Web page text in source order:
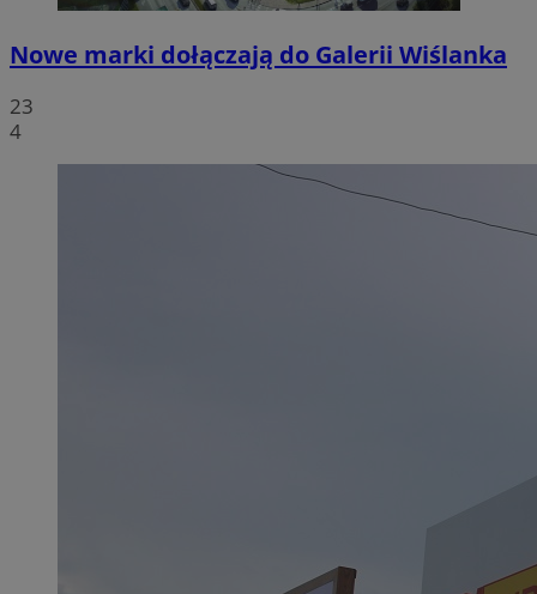
Nowe marki dołączają do Galerii Wiślanka
23
4